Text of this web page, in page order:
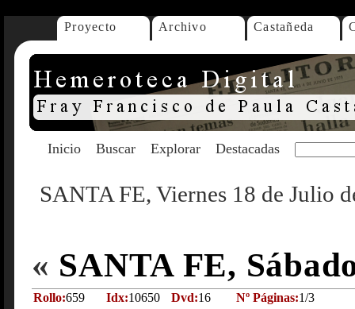
Proyecto Archivo Castañeda
Inicio Buscar Explorar Destacadas
SANTA FE, Viernes 18 de Julio
« SANTA FE,
Rollo:659 Idx:10650 Dvd:16 Nº Páginas:1/3